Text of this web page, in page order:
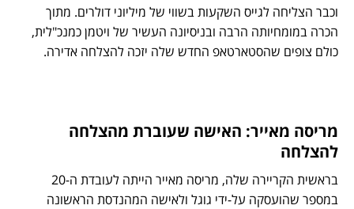
וכבר הצליחה לגייס השקעות בשווי של מיליוני דולרים. מתוך
הכרה במומחיותה הרבה ובניסיונה העשיר של ויטמן כמנכ"לית,
כולם צופים שהסטארטאפ החדש שלה יזכה להצלחה אדירה.
מריסה מאייר: האישה שעוברת מהצלחה
להצלחה
בראשית הקריירה שלה, מריסה מאייר הייתה לעובדת ה-20
במספר שהועסקה על-ידי גוגל ולאישה המהנדסת הראשונה